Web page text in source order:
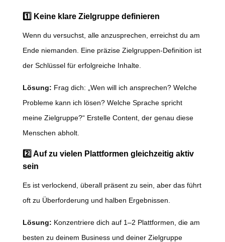
1️⃣ Keine klare Zielgruppe definieren
Wenn du versuchst, alle anzusprechen, erreichst du am
Ende niemanden. Eine präzise Zielgruppen-Definition ist
der Schlüssel für erfolgreiche Inhalte.
Lösung: Frag dich: „Wen will ich ansprechen? Welche
Probleme kann ich lösen? Welche Sprache spricht
meine Zielgruppe?“ Erstelle Content, der genau diese
Menschen abholt.
2️⃣ Auf zu vielen Plattformen gleichzeitig aktiv
sein
Es ist verlockend, überall präsent zu sein, aber das führt
oft zu Überforderung und halben Ergebnissen.
Lösung: Konzentriere dich auf 1–2 Plattformen, die am
besten zu deinem Business und deiner Zielgruppe